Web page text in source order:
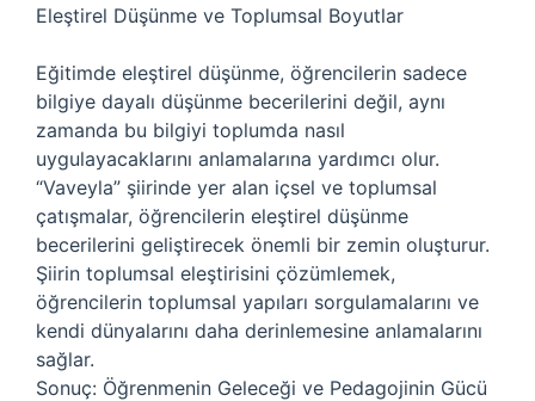
Eleştirel Düşünme ve Toplumsal Boyutlar
Eğitimde eleştirel düşünme, öğrencilerin sadece
bilgiye dayalı düşünme becerilerini değil, aynı
zamanda bu bilgiyi toplumda nasıl
uygulayacaklarını anlamalarına yardımcı olur.
“Vaveyla” şiirinde yer alan içsel ve toplumsal
çatışmalar, öğrencilerin eleştirel düşünme
becerilerini geliştirecek önemli bir zemin oluşturur.
Şiirin toplumsal eleştirisini çözümlemek,
öğrencilerin toplumsal yapıları sorgulamalarını ve
kendi dünyalarını daha derinlemesine anlamalarını
sağlar.
Sonuç: Öğrenmenin Geleceği ve Pedagojinin Gücü